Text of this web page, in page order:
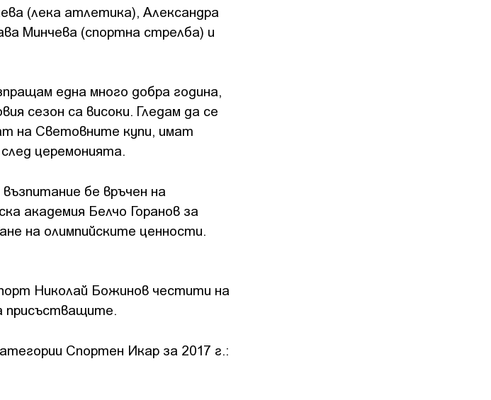
(лека атлетика), Александра
Минчева (спортна стрелба) и
една много добра година,
сезон са високи. Гледам да се
на Световните купи, имат
церемонията.
бе връчен на
академия Белчо Горанов за
на олимпийските ценности.
Николай Божинов честити на
присъстващите.
Спортен Икар за 2017 г.: